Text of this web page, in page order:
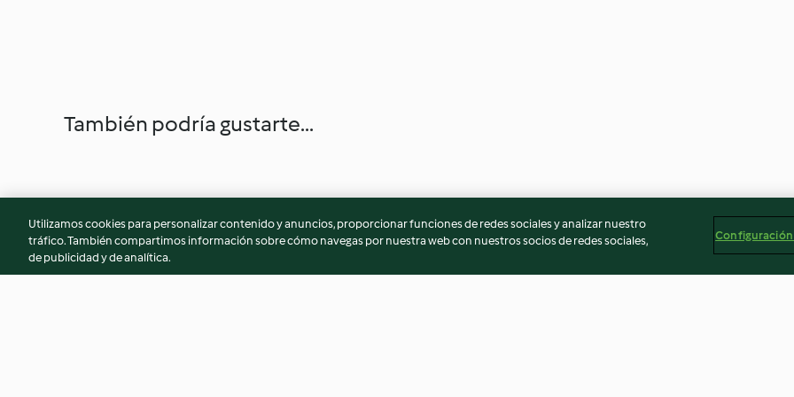
También podría gustarte...
Utilizamos cookies para personalizar contenido y anuncios, proporcionar funciones de redes sociales y analizar nuestro
tráfico. También compartimos información sobre cómo navegas por nuestra web con nuestros socios de redes sociales,
de publicidad y de analítica.
Configuración